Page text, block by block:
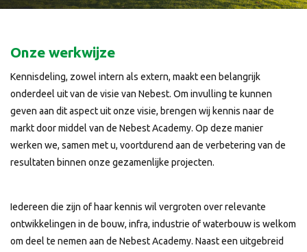
Onze werkwijze
Kennisdeling, zowel intern als extern, maakt een belangrijk
onderdeel uit van de visie van Nebest. Om invulling te kunnen
geven aan dit aspect uit onze visie, brengen wij kennis naar de
markt door middel van de Nebest Academy. Op deze manier
werken we, samen met u, voortdurend aan de verbetering van de
resultaten binnen onze gezamenlijke projecten.
Iedereen die zijn of haar kennis wil vergroten over relevante
ontwikkelingen in de bouw, infra, industrie of waterbouw is welkom
om deel te nemen aan de Nebest Academy. Naast een uitgebreid